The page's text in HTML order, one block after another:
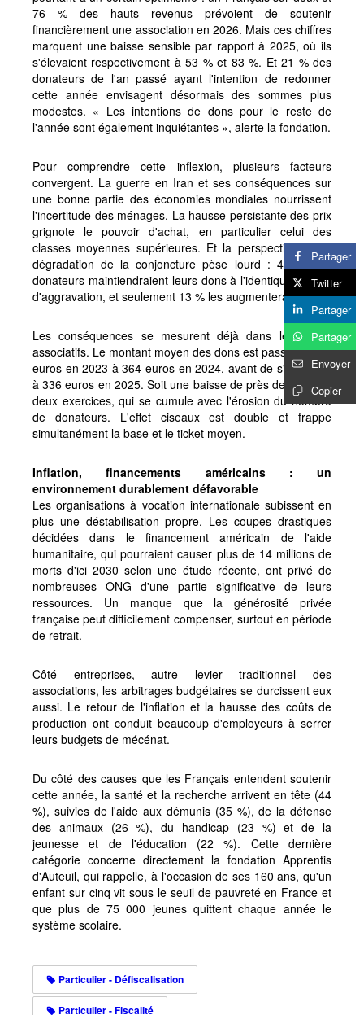
76 % des hauts revenus prévoient de soutenir
financièrement une association en 2026. Mais ces chiffres
marquent une baisse sensible par rapport à 2025, où ils
s'élevaient respectivement à 53 % et 83 %. Et 21 % des
donateurs de l'an passé ayant l'intention de redonner
cette année envisagent désormais des sommes plus
modestes. « Les intentions de dons pour le reste de
l'année sont également inquiétantes », alerte la fondation.
Pour comprendre cette inflexion, plusieurs facteurs
convergent. La guerre en Iran et ses conséquences sur
une bonne partie des économies mondiales nourrissent
l'incertitude des ménages. La hausse persistante des prix
grignote le pouvoir d'achat, en particulier celui des
classes moyennes supérieures. Et la perspective d'une
dégradation de la conjoncture pèse lourd : 42 % des
donateurs maintiendraient leurs dons à l'identique en cas
d'aggravation, et seulement 13 % les augmenteraient.
Les conséquences se mesurent déjà dans les bilans
associatifs. Le montant moyen des dons est passé de 371
euros en 2023 à 364 euros en 2024, avant de s'effondrer
à 336 euros en 2025. Soit une baisse de près de 10 % en
deux exercices, qui se cumule avec l'érosion du nombre
de donateurs. L'effet ciseaux est double et frappe
simultanément la base et le ticket moyen.
Inflation, financements américains : un
environnement durablement défavorable
Les organisations à vocation internationale subissent en
plus une déstabilisation propre. Les coupes drastiques
décidées dans le financement américain de l'aide
humanitaire, qui pourraient causer plus de 14 millions de
morts d'ici 2030 selon une étude récente, ont privé de
nombreuses ONG d'une partie significative de leurs
ressources. Un manque que la générosité privée
française peut difficilement compenser, surtout en période
de retrait.
Côté entreprises, autre levier traditionnel des
associations, les arbitrages budgétaires se durcissent eux
aussi. Le retour de l'inflation et la hausse des coûts de
production ont conduit beaucoup d'employeurs à serrer
leurs budgets de mécénat.
Du côté des causes que les Français entendent soutenir
cette année, la santé et la recherche arrivent en tête (44
%), suivies de l'aide aux démunis (35 %), de la défense
des animaux (26 %), du handicap (23 %) et de la
jeunesse et de l'éducation (22 %). Cette dernière
catégorie concerne directement la fondation Apprentis
d'Auteuil, qui rappelle, à l'occasion de ses 160 ans, qu'un
enfant sur cinq vit sous le seuil de pauvreté en France et
que plus de 75 000 jeunes quittent chaque année le
système scolaire.
Particulier - Défiscalisation
Particulier - Fiscalité
Partager
Twitter
Partager
Partager
Envoyer
Copier